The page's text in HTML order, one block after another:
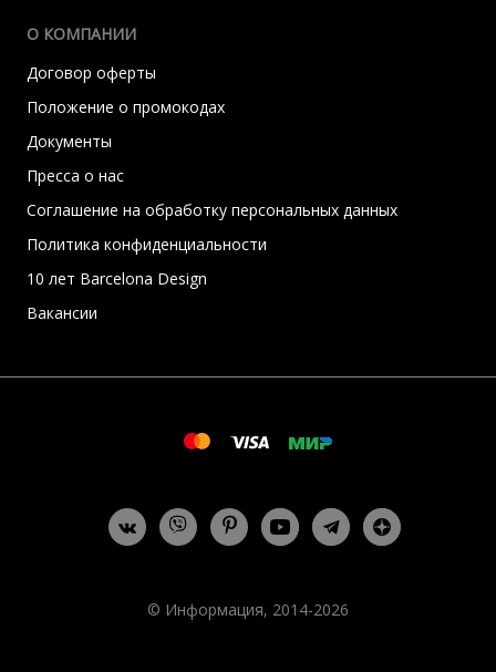
О КОМПАНИИ
Договор оферты
Положение о промокодах
Документы
Пресса о нас
Соглашение на обработку персональных данных
Политика конфиденциальности
10 лет Barcelona Design
Вакансии
© Информация, 2014-2026